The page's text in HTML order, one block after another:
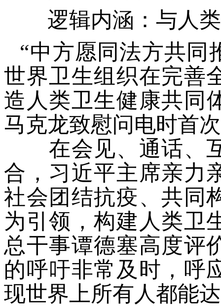
逻辑内涵：与人类
“中方愿同法方共同
世界卫生组织在完善
造人类卫生健康共同
马克龙致慰问电时首
在会见、通话、互
合，习近平主席亲力
社会团结抗疫、共同
为引领，构建人类卫
总干事谭德塞高度评
的呼吁非常及时，呼
现世界上所有人都能